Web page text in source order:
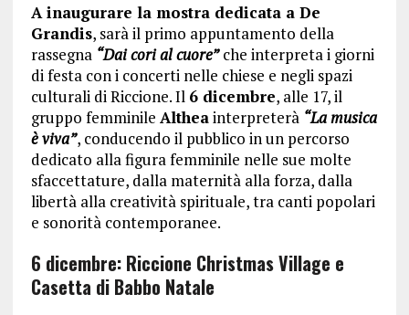
A inaugurare la mostra dedicata a De
Grandis, sarà il primo appuntamento della
rassegna “Dai cori al cuore”che interpreta i giorni
di festa con i concerti nelle chiese e negli spazi
culturali di Riccione. Il 6 dicembre, alle 17, il
gruppo femminile Altheainterpreterà “La musica
è viva”, conducendo il pubblico in un percorso
dedicato alla figura femminile nelle sue molte
sfaccettature, dalla maternità alla forza, dalla
libertà alla creatività spirituale, tra canti popolari
e sonorità contemporanee.
6 dicembre: Riccione Christmas Village e
Casetta di Babbo Natale